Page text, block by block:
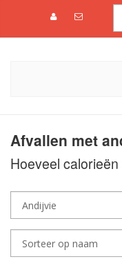
Afvallen met
Hoeveel